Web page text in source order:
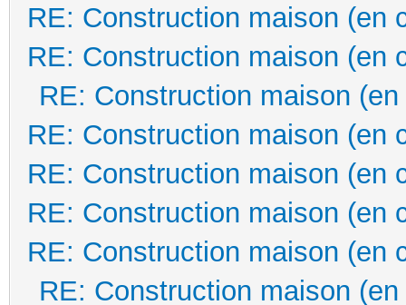
RE: Construction maison (en
RE: Construction maison (en
RE: Construction maison
RE: Construction maison (en
RE: Construction maison (en
RE: Construction maison (en
RE: Construction maison (en
RE: Construction maison